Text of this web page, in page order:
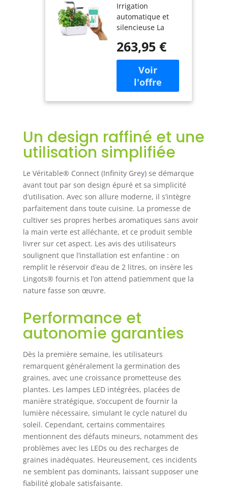
Potager
d’Intérieur
Fabriqué en
France – Jardin
Autonome
Intelligent Livré
avec 4
Lingots® -
Connecté à
l’Application
Irrigation
automatique et
silencieuse La
accélérée, les
saveurs sublimées
Simple d'utilisation
Fabriqué en France
Ecologique
263,95 €
Un design raffiné et une
utilisation simplifiée
Le Véritable® Connect (Infinity Grey) se démarque
avant tout par son design épuré et sa simplicité
d’utilisation. Avec son allure moderne, il s’intègre
parfaitement dans toute cuisine. La promesse de
cultiver ses propres herbes aromatiques sans avoir
la main verte est alléchante, et ce produit semble
livrer sur cet aspect. Les avis des utilisateurs
soulignent que l’installation est enfantine : on
remplit le réservoir d’eau de 2 litres, on insère les
Lingots® fournis et l’on attend patiemment que la
nature fasse son œuvre.
Performance et
autonomie garanties
Dès la première semaine, les utilisateurs
remarquent généralement la germination des
graines, avec une croissance prometteuse des
plantes. Les lampes LED intégrées, placées de
manière stratégique, s’occupent de fournir la
lumière nécessaire, simulant le cycle naturel du
soleil. Cependant, certains commentaires
mentionnent des défauts mineurs, notamment des
problèmes avec les LEDs ou des recharges de
graines inadéquates. Heureusement, ces incidents
ne semblent pas dominants, laissant supposer une
fiabilité globale satisfaisante.